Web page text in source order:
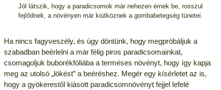
Jól látszik, hogy a paradicsomok már nehezen érnek be, rosszul
fejlődnek, a növényen már kiütköznek a gombabetegség tünetei.
Ha nincs fagyveszély, és úgy döntünk, hogy megpróbáljuk a
szabadban beérlelni a már félig piros paradicsomainkat,
csomagoljuk buborékfóliába a terméses növényt, hogy így kapja
meg az utolsó „lökést” a beéréshez. Megér egy kísérletet az is,
hogy a gyökerestől kiásott paradicsomnövényt fejjel lefelé